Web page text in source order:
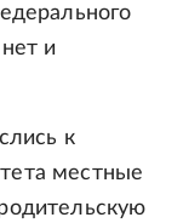
и
к
местные